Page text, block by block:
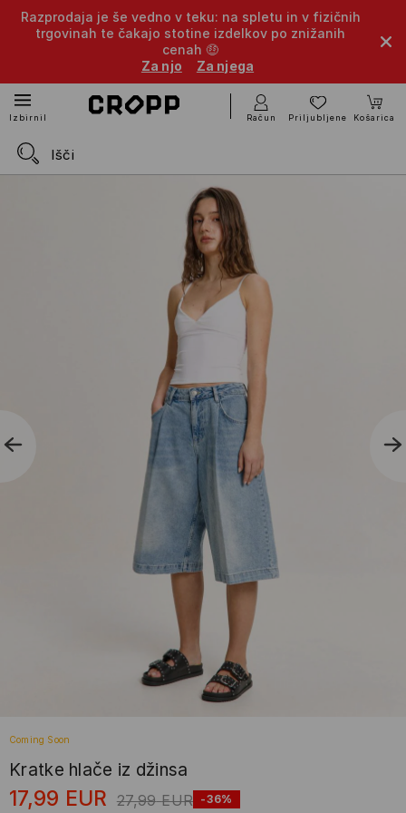
Razprodaja je še vedno v teku: na spletu in v fizičnih
trgovinah te čakajo stotine izdelkov po znižanih
cenah 🤑
Za njo
Za njega
Izbirnik Račun Priljubljene Košarica
Coming Soon
Kratke hlače iz džinsa
17,99 EUR 27,99 EUR -36%